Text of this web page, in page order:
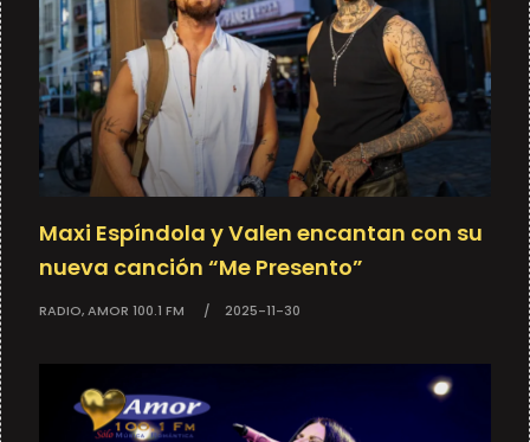
Maxi Espíndola y Valen encantan con su
nueva canción “Me Presento”
RADIO, AMOR 100.1 FM 2025-11-30